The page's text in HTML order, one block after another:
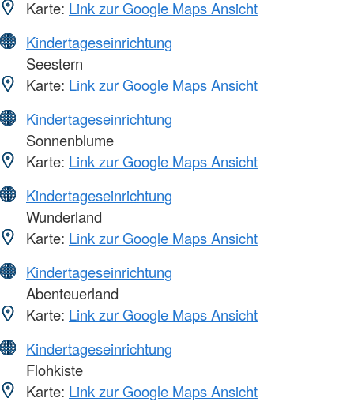
Karte: Link zur Google Maps Ansicht
Kindertageseinrichtung
Seestern
Karte: Link zur Google Maps Ansicht
Kindertageseinrichtung
Sonnenblume
Karte: Link zur Google Maps Ansicht
Kindertageseinrichtung
Wunderland
Karte: Link zur Google Maps Ansicht
Kindertageseinrichtung
Abenteuerland
Karte: Link zur Google Maps Ansicht
Kindertageseinrichtung
Flohkiste
Karte: Link zur Google Maps Ansicht